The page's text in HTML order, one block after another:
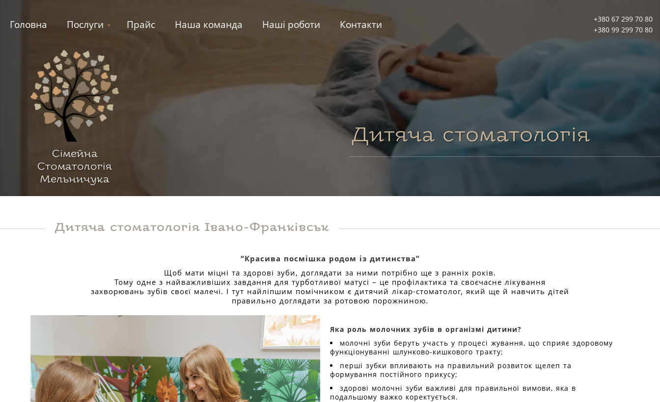
Головна Послуги Прайс Наша команда Нашi роботи Контакти
+380 67 299 70 80
+380 99 299 70 80
Сiмейна
Стоматологiя
Мельничука
Дитяча стоматологія
Дитяча стоматологія Івано-Франківськ
“Красива посмішка родом із дитинства”
Щоб мати міцні та здорові зуби, доглядати за ними потрібно ще з ранніх років.
Тому одне з найважливіших завдання для турботливої матусі – це профілактика та своєчасне лікування
захворювань зубів своєї малечі. І тут найліпшим помічником є дитячий лікар-стоматолог, який ще й навчить дітей
правильно доглядати за ротовою порожниною.
Яка роль молочних зубів в організмі дитини?
молочні зуби беруть участь у процесі жування, що сприяє здоровому
функціонуванні шлунково-кишкового тракту;
перші зубки впливають на правильний розвиток щелеп та
формування постійного прикусу;
здорові молочні зуби важливі для правильної вимови, яка в
подальшому важко коректується.